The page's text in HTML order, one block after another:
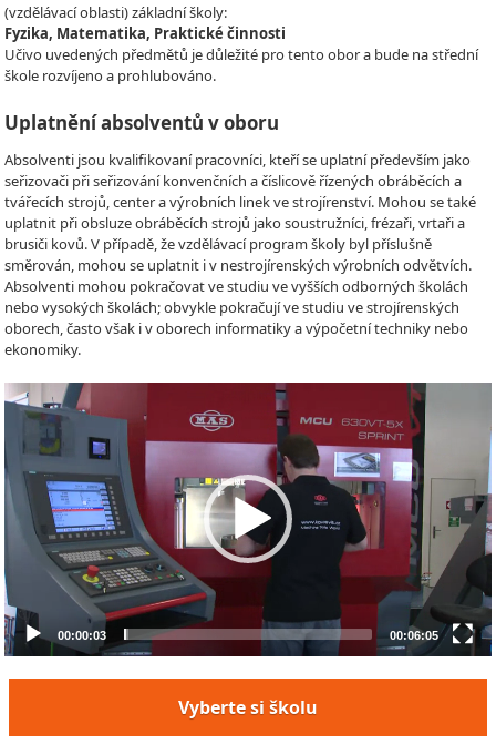
(vzdělávací oblasti) základní školy:
Fyzika, Matematika, Praktické činnosti
Učivo uvedených předmětů je důležité pro tento obor a bude na střední
škole rozvíjeno a prohlubováno.
Uplatnění absolventů v oboru
Absolventi jsou kvalifikovaní pracovníci, kteří se uplatní především jako
seřizovači při seřizování konvenčních a číslicově řízených obráběcích a
tvářecích strojů, center a výrobních linek ve strojírenství. Mohou se také
uplatnit při obsluze obráběcích strojů jako soustružníci, frézaři, vrtaři a
brusiči kovů. V případě, že vzdělávací program školy byl příslušně
směrován, mohou se uplatnit i v nestrojírenských výrobních odvětvích.
Absolventi mohou pokračovat ve studiu ve vyšších odborných školách
nebo vysokých školách; obvykle pokračují ve studiu ve strojírenských
oborech, často však i v oborech informatiky a výpočetní techniky nebo
ekonomiky.
Video
Player
00:00:03 00:06:05
Vyberte si školu